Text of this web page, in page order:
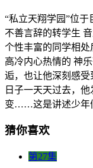
“私立天翔学园”位
不善言辞的转学生
个性丰富的同学相
高冷内心热情的 神
逅，也让他深刻感受
日子一天天过去，
变……这是讲述少年
猜你喜欢
第27集